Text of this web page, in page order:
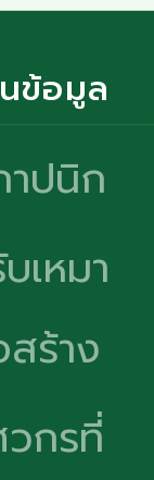
ข้อมูล
ปนิก
เหมา
ร้าง
กรที่